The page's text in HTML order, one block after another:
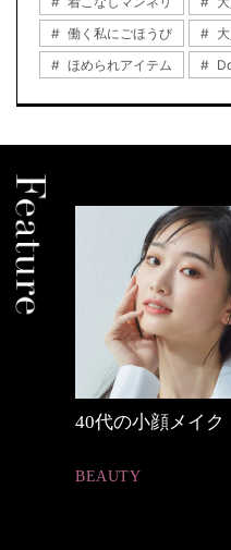
働く私にごほうび
ほめられアイテム
優木まおみさん「